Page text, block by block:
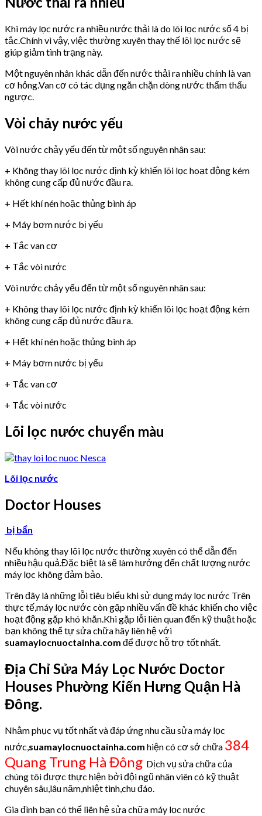
Khi máy lọc nước ra nhiều nước thải là do lõi lọc nước số 4 bị
tắc.Chính vì vậy, việc thường xuyên thay thế lõi lọc nước sẽ
giúp giảm tình trạng này.
Một nguyên nhân khác dẫn đến nước thải ra nhiều chính là van
cơ hỏng.Van cơ có tác dụng ngăn chặn dòng nước thẩm thấu
ngược.
Vòi chảy nước yếu
Vòi nước chảy yếu đến từ một số nguyên nhân sau:
+ Không thay lõi lọc nước định kỳ khiến lõi lọc hoạt động kém
không cung cấp đủ nước đầu ra.
+ Hết khí nén hoặc thủng bình áp
+ Máy bơm nước bị yếu
+ Tắc van cơ
+ Tắc vòi nước
Vòi nước chảy yếu đến từ một số nguyên nhân sau:
+ Không thay lõi lọc nước định kỳ khiến lõi lọc hoạt động kém
không cung cấp đủ nước đầu ra.
+ Hết khí nén hoặc thủng bình áp
+ Máy bơm nước bị yếu
+ Tắc van cơ
+ Tắc vòi nước
Lõi lọc nước chuyển màu
Lõi lọc nước
Doctor Houses
bị bẩn
Nếu không thay lõi lọc nước thường xuyên có thể dẫn đến
nhiều hậu quả.Đặc biệt là sẽ làm hưởng đến chất lượng nước
máy lọc không đảm bảo.
Trên đây là những lỗi tiêu biểu khi sử dụng máy lọc nước Trên
thực tế,máy lọc nước còn gặp nhiều vấn đề khác khiến cho việc
hoạt động gặp khó khăn.Khi gặp lỗi liên quan đến kỹ thuật hoặc
bạn không thể tự sửa chữa hãy liên hệ với
suamaylocnuoctainha.com để được hỗ trợ tốt nhất.
Địa Chỉ Sửa Máy Lọc Nước Doctor
Houses Phường Kiến Hưng Quận Hà
Đông.
Nhằm phục vụ tốt nhất và đáp ứng nhu cầu sửa máy lọc
nước,suamaylocnuoctainha.com hiện có cơ sở chữa 384
Quang Trung Hà Đông Dịch vụ sửa chữa của
chúng tôi được thực hiện bởi đội ngũ nhân viên có kỹ thuật
chuyên sâu,lâu năm,nhiệt tình,chu đáo.
Gia đình bạn có thể liên hệ sửa chữa máy lọc nước